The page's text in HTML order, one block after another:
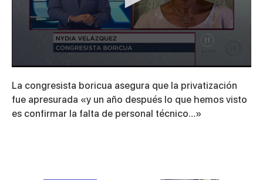
seconds
of
10
minutes,
5
La congresista boricua asegura que la privatización
fue apresurada «y un año después lo que hemos visto
es confirmar la falta de personal técnico…»